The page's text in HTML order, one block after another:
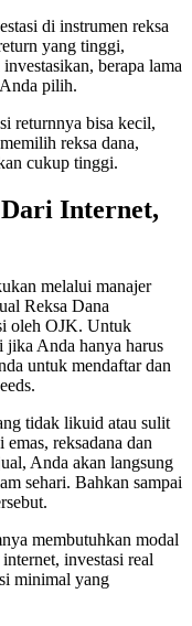
di instrumen reksa
yang tinggi,
berapa lama
pilih.
returnnya bisa kecil,
reksa dana,
cukup tinggi.
Internet,
melalui manajer
Reksa Dana
oleh OJK. Untuk
Anda hanya harus
untuk mendaftar dan
tidak likuid atau sulit
reksadana dan
Anda akan langsung
sehari. Bahkan sampai
membutuhkan modal
investasi real
minimal yang